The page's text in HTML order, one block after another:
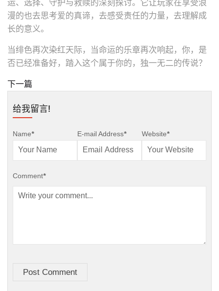
运、选择、守护与救赎的深刻探讨。它让玩家在享受浪
漫的也去思考爱的真谛，去感受责任的力量，去理解成
长的意义。
当绯色再次染红天际，当命运的乐章再次响起，你，是
否已经准备好，踏入这个属于你的，独一无二的传说？
下一篇
给我留言!
Name* E-mail Address* Website*
Comment*
Post Comment